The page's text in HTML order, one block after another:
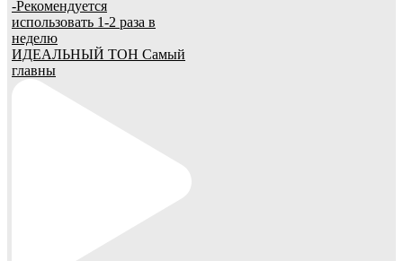
ИДЕАЛЬНЫЙ ТОН Самый
главны